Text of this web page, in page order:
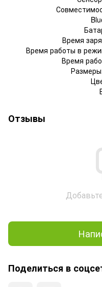
Время
Время работы в
Время
Отзывы
Поделиться в